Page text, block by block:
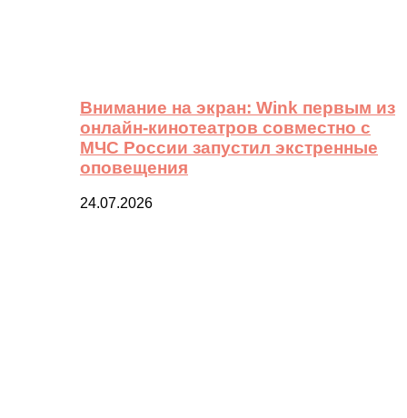
Внимание на экран: Wink первым из
онлайн-кинотеатров совместно с
МЧС России запустил экстренные
оповещения
24.07.2026